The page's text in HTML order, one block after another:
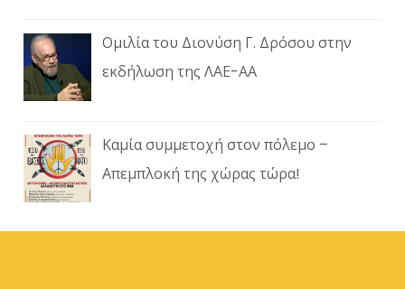
Ομιλία του Διονύση Γ. Δρόσου στην
εκδήλωση της ΛΑΕ-ΑΑ
Καμία συμμετοχή στον πόλεμο –
Απεμπλοκή της χώρας τώρα!